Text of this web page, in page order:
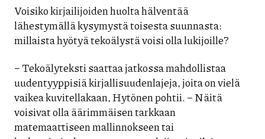
Voisiko kirjailijoiden huolta hälventää
lähestymällä kysymystä toisesta suunnasta:
millaista hyötyä tekoälystä voisi olla lukijoille?
– Tekoälyteksti saattaa jatkossa mahdollistaa
uudentyyppisiä kirjallisuudenlajeja, joita on vielä
vaikea kuvitellakaan, Hytönen pohtii. – Näitä
voisivat olla äärimmäisen tarkkaan
matemaattiseen mallinnokseen tai